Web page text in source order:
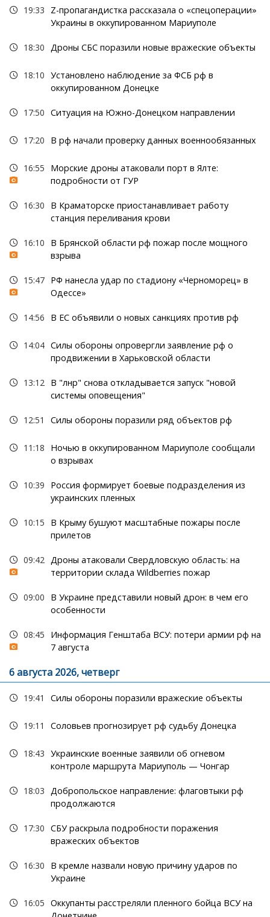
19:33
Z-пропагандистка рассказала о «спецоперации»
Украины в оккупированном Мариуполе
18:30 Дроны СБС поразили новые вражеские объекты
18:10 Установлено наблюдение за ФСБ рф в
оккупированном Донецке
17:50 Ситуация на Южно-Донецком направлении
17:20 В рф начали проверку данных военнообязанных
16:55
Морские дроны атаковали порт в Ялте:
подробности от ГУР
16:30
В Краматорске приостанавливает работу
станция переливания крови
16:10
В Брянской области рф пожар после мощного
взрыва
15:47 РФ нанесла удар по стадиону «Черноморец» в
Одессе»
14:56 В ЕС объявили о новых санкциях против рф
14:04 Силы обороны опровергли заявление рф о
продвижении в Харьковской области
13:12 В "лнр" снова откладывается запуск "новой
системы оповещения"
12:51 Силы обороны поразили ряд объектов рф
11:18
Ночью в оккупированном Мариуполе сообщали
о взрывах
10:39
Россия формирует боевые подразделения из
украинских пленных
10:15
В Крыму бушуют масштабные пожары после
прилетов
09:42 Дроны атаковали Свердловскую область: на
территории склада Wildberries пожар
09:00
В Украине представили новый дрон: в чем его
особенности
08:45
Информация Генштаба ВСУ: потери армии рф на
7 августа
6 августа 2026, четверг
19:41 Силы обороны поразили вражеские объекты
19:11 Соловьев прогнозирует рф судьбу Донецка
18:43 Украинские военные заявили об огневом
контроле маршрута Мариуполь — Чонгар
18:03 Добропольское направление: флаговтыки рф
продолжаются
17:30 СБУ раскрыла подробности поражения
вражеских объектов
16:30
В кремле назвали новую причину ударов по
Украине
16:05 Оккупанты расстреляли пленного бойца ВСУ на